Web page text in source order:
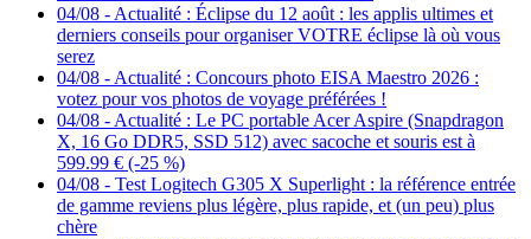
04/08 - Actualité : Éclipse du 12 août : les applis ultimes et
derniers conseils pour organiser VOTRE éclipse là où vous
serez
04/08 - Actualité : Concours photo EISA Maestro 2026 :
votez pour vos photos de voyage préférées !
04/08 - Actualité : Le PC portable Acer Aspire (Snapdragon
X, 16 Go DDR5, SSD 512) avec sacoche et souris est à
599.99 € (-25 %)
04/08 - Test Logitech G305 X Superlight : la référence entrée
de gamme reviens plus légère, plus rapide, et (un peu) plus
chère